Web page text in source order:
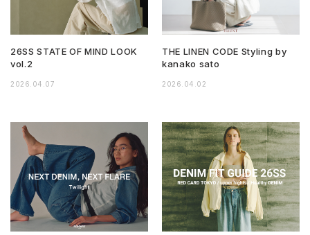
26SS STATE OF MIND LOOK
vol.2
2026.04.07
THE LINEN CODE Styling by
kanako sato
2026.04.02